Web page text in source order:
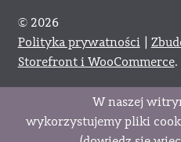
© 2026
Polityka prywatności
Storefront i WooCommerce.
W naszej
wykorzystujemy pliki